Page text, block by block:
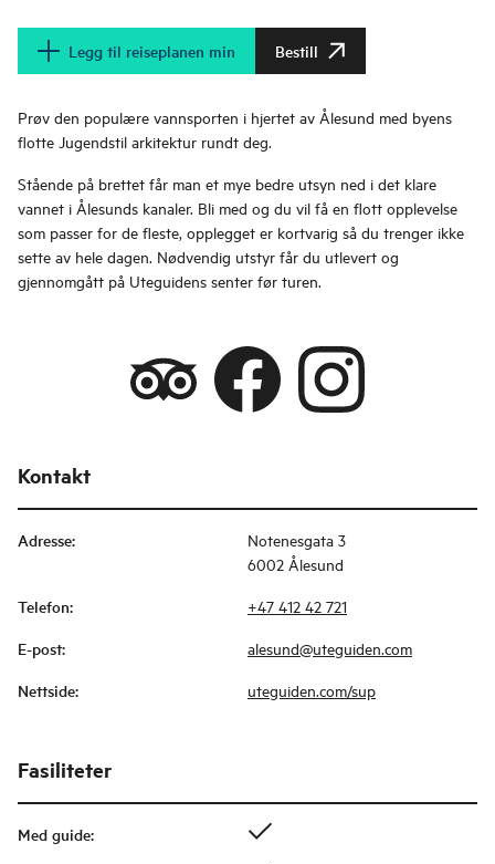
Legg til reiseplanen min Bestill
Prøv den populære vannsporten i hjertet av Ålesund med byens
flotte Jugendstil arkitektur rundt deg.
Stående på brettet får man et mye bedre utsyn ned i det klare
vannet i Ålesunds kanaler. Bli med og du vil få en flott opplevelse
som passer for de fleste, opplegget er kortvarig så du trenger ikke
sette av hele dagen. Nødvendig utstyr får du utlevert og
gjennomgått på Uteguidens senter før turen.
Kontakt
Adresse:
Notenesgata 3
6002 Ålesund
Telefon: +47 412 42 721
E-post: alesund@uteguiden.com
Nettside: uteguiden.com/sup
Fasiliteter
Med guide: